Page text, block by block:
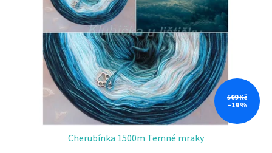
509 Kč
–19 %
Cherubínka 1500m Temné mraky